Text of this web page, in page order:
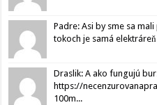
Padre: Asi by sme sa
tokoch je samá
Draslik: A ako fungujú
https://
100m...